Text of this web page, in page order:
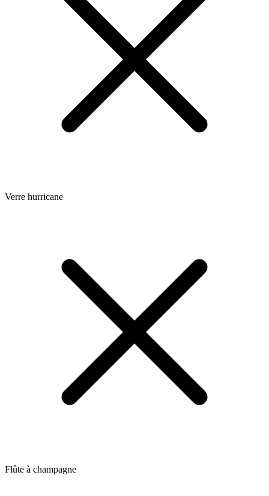
Verre hurricane
Flûte à champagne